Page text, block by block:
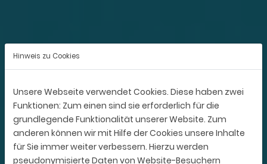
Hinweis zu Cookies
Unsere Webseite verwendet Cookies. Diese haben zwei
Funktionen: Zum einen sind sie erforderlich für die
grundlegende Funktionalität unserer Website. Zum
anderen können wir mit Hilfe der Cookies unsere Inhalte
für Sie immer weiter verbessern. Hierzu werden
pseudonymisierte Daten von Website-Besuchern